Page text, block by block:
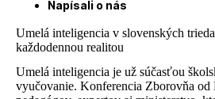
Napísali o nás
Umelá inteligencia v slovenských
každodennou realitou
Umelá inteligencia je už súčasťou
vyučovanie. Konferencia Zborovňa